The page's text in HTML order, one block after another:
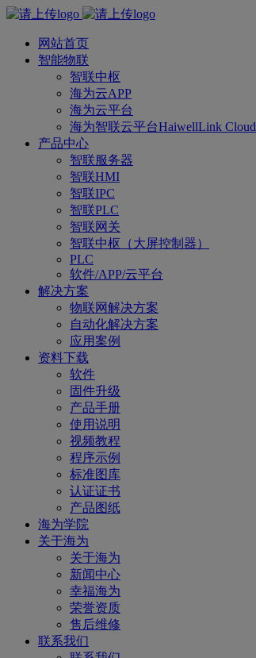
网站首页
智能物联
智联中枢
海为云APP
海为云平台
海为智联云平台HaiwellLink Cloud
产品中心
智联服务器
智联HMI
智联IPC
智联PLC
智联网关
智联中枢（大屏控制器）
PLC
软件/APP/云平台
解决方案
物联网解决方案
自动化解决方案
应用案例
资料下载
软件
固件升级
产品手册
使用说明
视频教程
程序示例
标准图库
认证证书
产品图纸
海为学院
关于海为
关于海为
新闻中心
幸福海为
荣誉资质
售后维修
联系我们